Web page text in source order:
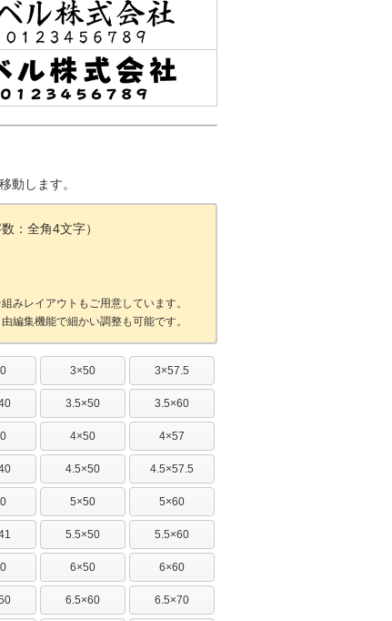
動します。
：全角4文字）
みレイアウトもご用意しています。
編集機能で細かい調整も可能です。
3×50 3×57.5
3.5×50 3.5×60
4×50 4×57
4.5×50 4.5×57.5
5×50 5×60
5.5×50 5.5×60
6×50 6×60
6.5×60 6.5×70